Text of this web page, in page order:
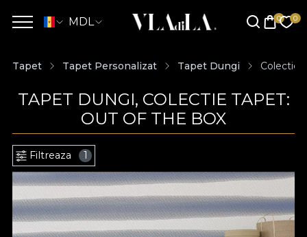
MDL
Tapet Tapet Personalizat Tapet Dungi Colectie
TAPET DUNGI, COLECTIE TAPET:
OUT OF THE BOX
Filtreaza 1